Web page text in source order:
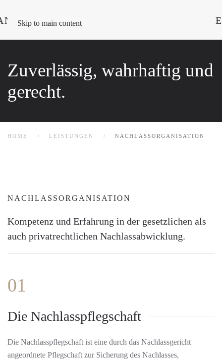
Skip to main content
Zuverlässig, wahrhaftig und
gerecht.
HOME LEISTUNGEN NACHLASSORGANISATION
NACHLASSORGANISATION
Kompetenz und Erfahrung in der gesetzlichen als
auch privatrechtlichen Nachlassabwicklung.
01
Die Nachlasspflegschaft
Die Nachlasspflegschaft ist eine durch das Nachlassgericht
angeordnete Pflegschaft zur Sicherung des Nachlasses,